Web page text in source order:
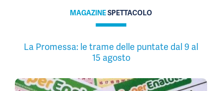
MAGAZINESPETTACOLO
La Promessa: le trame delle puntate dal 9 al
15 agosto